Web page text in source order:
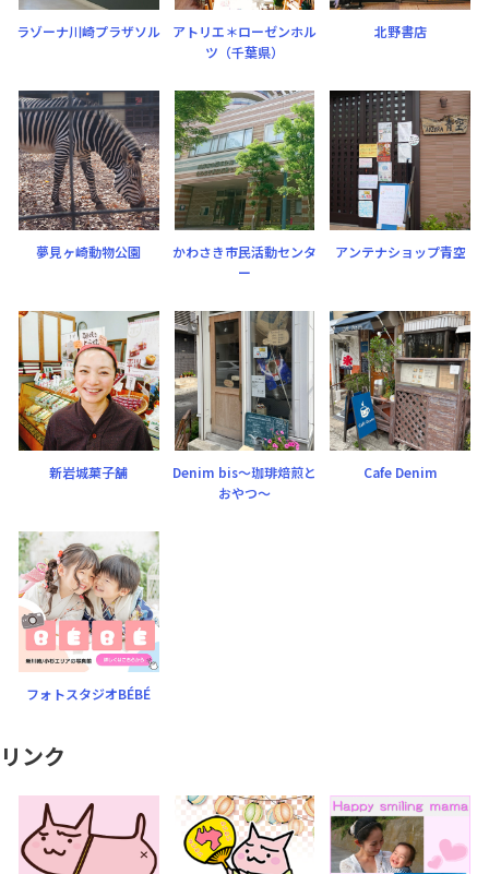
ラゾーナ川崎プラザソル
アトリエ＊ローゼンホル
ツ（千葉県）
北野書店
夢見ヶ崎動物公園
かわさき市民活動センタ
ー
アンテナショップ青空
新岩城菓子舗
Denim bis〜珈琲焙煎と
おやつ〜
Cafe Denim
フォトスタジオBÉBÉ
リンク